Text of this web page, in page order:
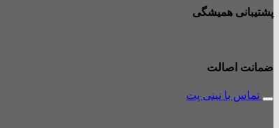
پشتیبانی همیشگی
ضمانت اصالت
تماس با نینی پت